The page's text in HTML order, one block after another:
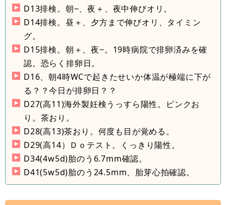
D13排検。朝−、夜＋、夜中伸びオリ。
D14排検。昼＋、夕方まで伸びオリ、タイミン
グ。
D15排検。朝＋、夜−。19時病院で排卵済みを確
認。恐らく排卵日。
D16、朝4時WCで起きたせいか体温が極端に下が
る？？今日が排卵日？？
D27(高11)海外製妊検うっすら陽性。ピンクお
り。茶おり。
D28(高13)茶おり。何度も目が覚める。
D29(高14）Ｄｏテスト。くっきり陽性。
D34(4w5d)胎のう6.7mm確認。
D41(5w5d)胎のう24.5mm、胎芽心拍確認。